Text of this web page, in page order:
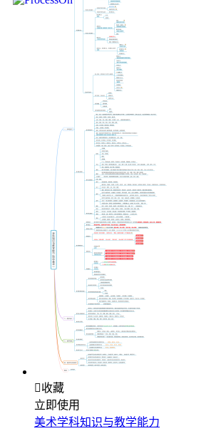
收藏
立即使用
美术学科知识与教学能力